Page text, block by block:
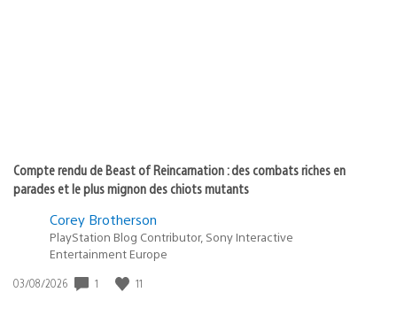
Compte rendu de Beast of Reincarnation : des combats riches en
parades et le plus mignon des chiots mutants
Corey Brotherson
PlayStation Blog Contributor, Sony Interactive
Entertainment Europe
Date
03/08/2026 1 11